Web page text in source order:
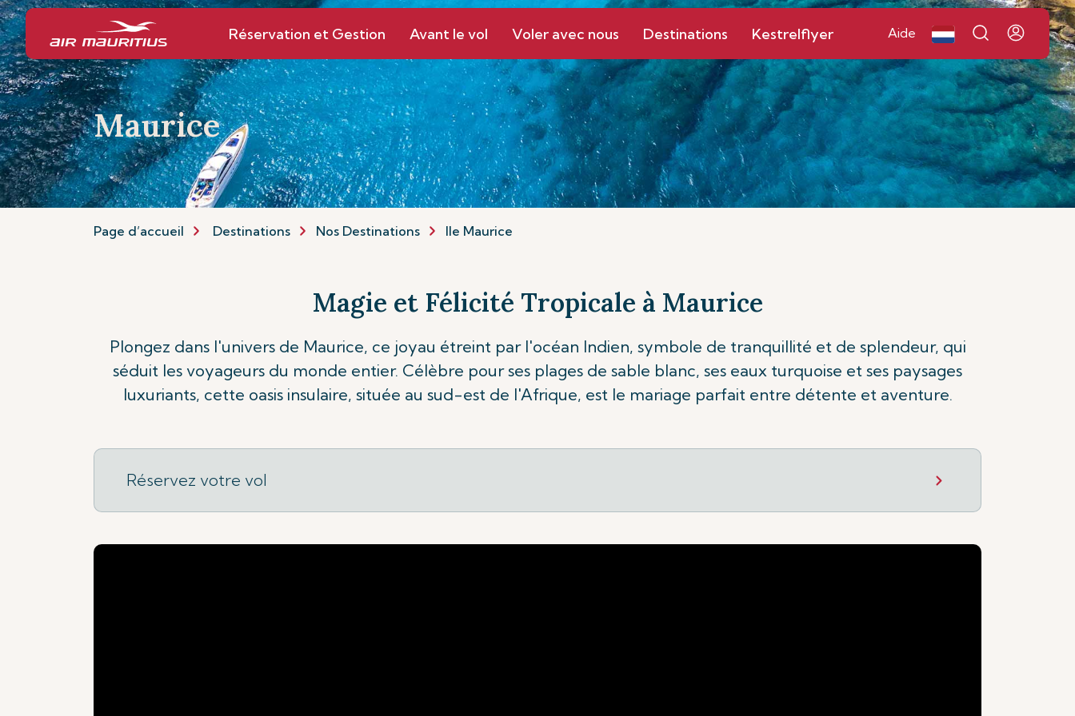
Réservation et Gestion Avant le vol Voler avec nous Destinations Kestrelflyer Aide
Maurice
Page d’accueil Destinations Nos Destinations Ile Maurice
Magie et Félicité Tropicale à Maurice
Plongez dans l'univers de Maurice, ce joyau étreint par l'océan Indien, symbole de tranquillité et de splendeur, qui
séduit les voyageurs du monde entier. Célèbre pour ses plages de sable blanc, ses eaux turquoise et ses paysages
luxuriants, cette oasis insulaire, située au sud-est de l'Afrique, est le mariage parfait entre détente et aventure.
Réservez votre vol